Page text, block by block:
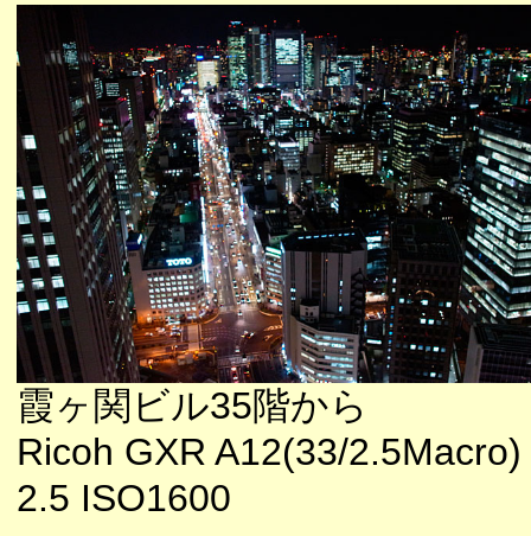
霞ヶ関ビル35階から
Ricoh GXR A12(33/2.5Macro)
2.5 ISO1600